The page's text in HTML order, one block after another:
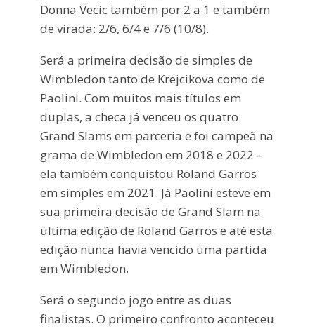
Donna Vecic também por 2 a 1 e também
de virada: 2/6, 6/4 e 7/6 (10/8).
Será a primeira decisão de simples de
Wimbledon tanto de Krejcikova como de
Paolini. Com muitos mais títulos em
duplas, a checa já venceu os quatro
Grand Slams em parceria e foi campeã na
grama de Wimbledon em 2018 e 2022 –
ela também conquistou Roland Garros
em simples em 2021. Já Paolini esteve em
sua primeira decisão de Grand Slam na
última edição de Roland Garros e até esta
edição nunca havia vencido uma partida
em Wimbledon.
Será o segundo jogo entre as duas
finalistas. O primeiro confronto aconteceu